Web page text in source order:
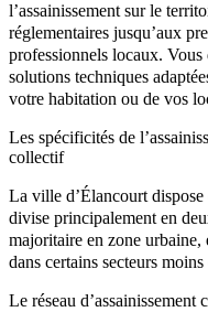
l’assainissement sur le
réglementaires jusqu’aux
professionnels locaux.
solutions techniques
votre habitation ou de vos
Les spécificités de
collectif
La ville d’Élancourt dispose
divise principalement en
majoritaire en zone urbaine,
dans certains secteurs
Le réseau